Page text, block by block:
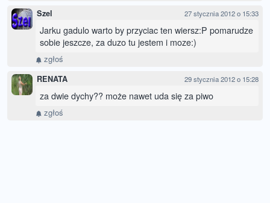
Szel 27 stycznia 2012 o 15:33
Jarku gadulo warto by przyciac ten wiersz:P pomarudze
sobie jeszcze, za duzo tu jestem i moze:)
zgłoś
RENATA 29 stycznia 2012 o 15:28
za dwie dychy?? może nawet uda się za piwo
zgłoś